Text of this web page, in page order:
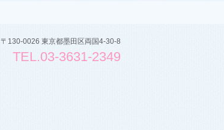
〒130-0026 東京都墨田区両国4-30-8
TEL.03-3631-2349